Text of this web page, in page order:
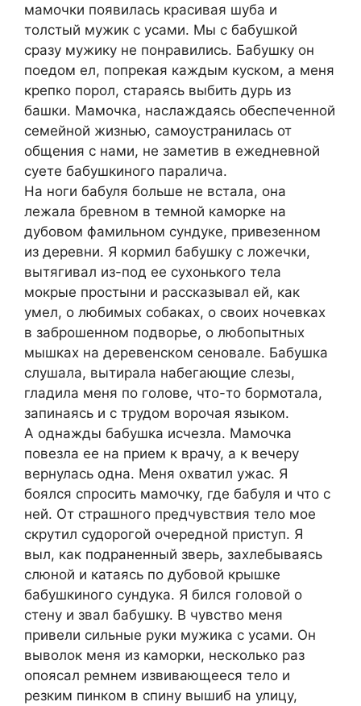
мамочки появилась красивая шуба и
толстый мужик с усами. Мы с бабушкой
сразу мужику не понравились. Бабушку он
поедом ел, попрекая каждым куском, а меня
крепко порол, стараясь выбить дурь из
башки. Мамочка, наслаждаясь обеспеченной
семейной жизнью, самоустранилась от
общения с нами, не заметив в ежедневной
суете бабушкиного паралича.
На ноги бабуля больше не встала, она
лежала бревном в темной каморке на
дубовом фамильном сундуке, привезенном
из деревни. Я кормил бабушку с ложечки,
вытягивал из-под ее сухонького тела
мокрые простыни и рассказывал ей, как
умел, о любимых собаках, о своих ночевках
в заброшенном подворье, о любопытных
мышках на деревенском сеновале. Бабушка
слушала, вытирала набегающие слезы,
гладила меня по голове, что-то бормотала,
запинаясь и с трудом ворочая языком.
А однажды бабушка исчезла. Мамочка
повезла ее на прием к врачу, а к вечеру
вернулась одна. Меня охватил ужас. Я
боялся спросить мамочку, где бабуля и что с
ней. От страшного предчувствия тело мое
скрутил судорогой очередной приступ. Я
выл, как подраненный зверь, захлебываясь
слюной и катаясь по дубовой крышке
бабушкиного сундука. Я бился головой о
стену и звал бабушку. В чувство меня
привели сильные руки мужика с усами. Он
выволок меня из каморки, несколько раз
опоясал ремнем извивающееся тело и
резким пинком в спину вышиб на улицу,